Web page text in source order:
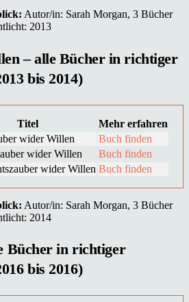
Autor/in: Sarah Morgan, 3 Bücher
2013
– alle Bücher in richtiger
bis 2014)
Titel
Mehr erfahren
wider Willen
Buch finden
wider Willen
Buch finden
wider Willen Buch finden
Autor/in: Sarah Morgan, 3 Bücher
2014
Bücher in richtiger
bis 2016)